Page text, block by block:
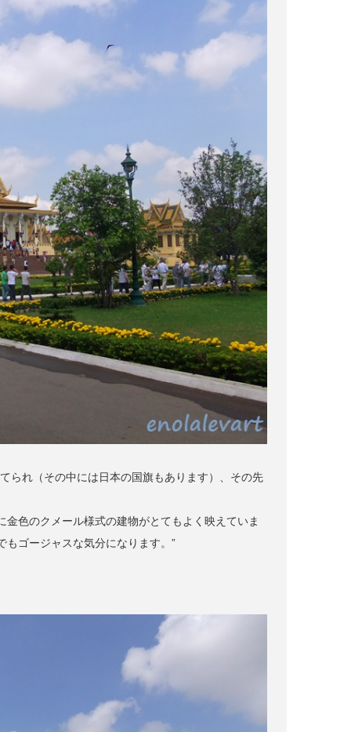
られ（その中には日本の国旗もあります）、その先
色のクメール様式の建物がとてもよく映えていま
ゴージャスな気分になります。”